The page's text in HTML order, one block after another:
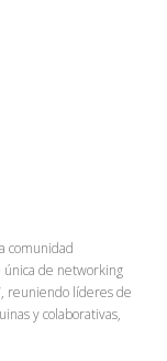
comunidad
de networking
reuniendo líderes de
y colaborativas,